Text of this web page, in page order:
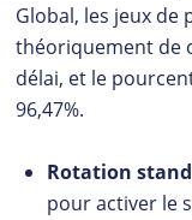
Global, les jeux de
théoriquement de
délai, et le
96,47%.
Rotation
pour activer le